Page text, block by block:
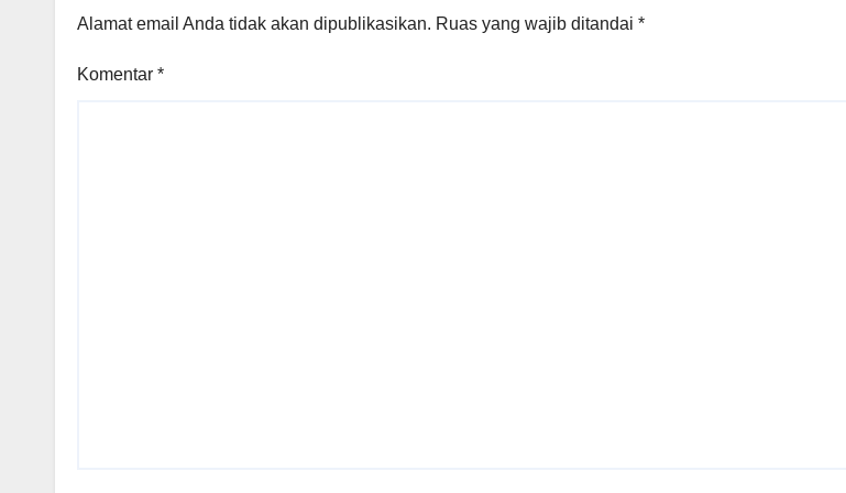
Alamat email Anda tidak akan dipublikasikan. Ruas yang wajib ditandai *
Komentar *